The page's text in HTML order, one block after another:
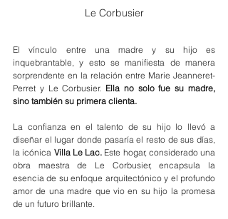
Le Corbusier
El vínculo entre una madre y su hijo es
inquebrantable, y esto se manifiesta de manera
sorprendente en la relación entre Marie Jeanneret-
Perret y Le Corbusier. Ella no solo fue su madre,
sino también su primera clienta.
La confianza en el talento de su hijo lo llevó a
diseñar el lugar donde pasaría el resto de sus días,
la icónica Villa Le Lac. Este hogar, considerado una
obra maestra de Le Corbusier, encapsula la
esencia de su enfoque arquitectónico y el profundo
amor de una madre que vio en su hijo la promesa
de un futuro brillante.